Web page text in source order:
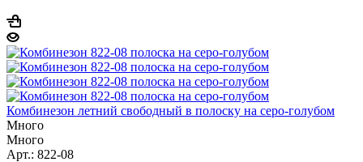
Комбинезон летний свободный в полоску на серо-голубом
Много
Много
Арт.: 822-08